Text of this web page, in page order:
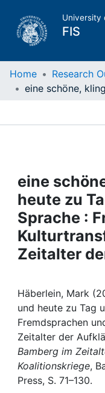
University
FIS
Home
Projects
People
Institutions
My FIS
Help
Home Research
eine
heute zu
Sprache :
Zeitalter
Häberlein, Mark
und heute zu Tag
Fremdsprachen
Zeitalter der
Bamberg im
Koalitionskriege,
Press, S. 71–130.